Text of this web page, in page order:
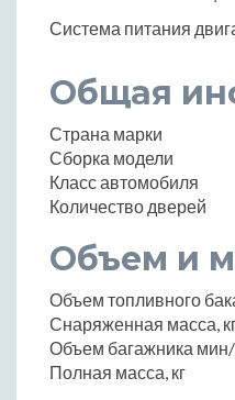
Система питания
Общая
Страна марки
Сборка модели
Класс автомобиля
Количество дверей
Объем и
Объем топливного
Снаряженная масса,
Объем багажника
Полная масса, кг